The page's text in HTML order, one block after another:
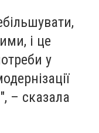
і це
у
– сказала